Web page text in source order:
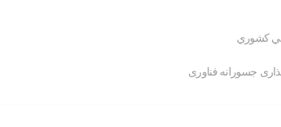
کشوري
جسورانه فناوری